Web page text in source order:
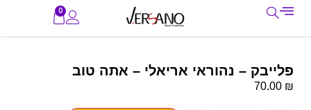
0
פלייבק – נהוראי אריאלי – אתה טוב
70.00 ₪